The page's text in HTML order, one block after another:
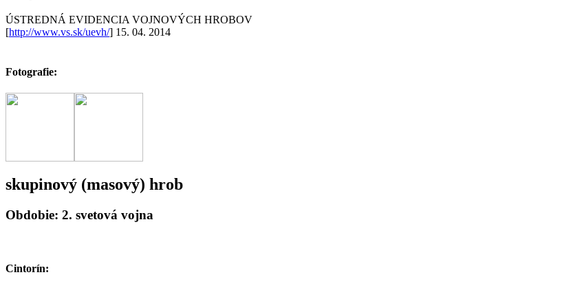
ÚSTREDNÁ EVIDENCIA VOJNOVÝCH HROBOV
[http://www.vs.sk/uevh/] 15. 04. 2014
Fotografie:
skupinový (masový) hrob
Obdobie: 2. svetová vojna
Cintorín: